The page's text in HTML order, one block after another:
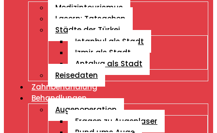
Medizintourismus
Lasern: Tatsachen
Städte der Türkei
Istanbul als Stadt
Izmir als Stadt
Antalya als Stadt
Reisedaten
Zahnbehandlung
Behandlungen
Augenoperation
Fragen zu Augenlaser